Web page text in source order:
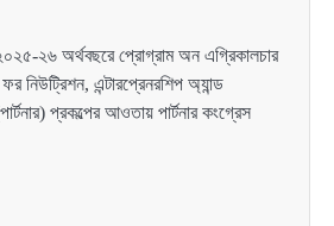
২৬ অর্থবছরে প্রোগ্রাম অন এগ্রিকালচার
নিউট্রিশন, এন্টারপ্রেনরশিপ অ্যান্ড
প্রকল্পের আওতায় পার্টনার কংগ্রেস